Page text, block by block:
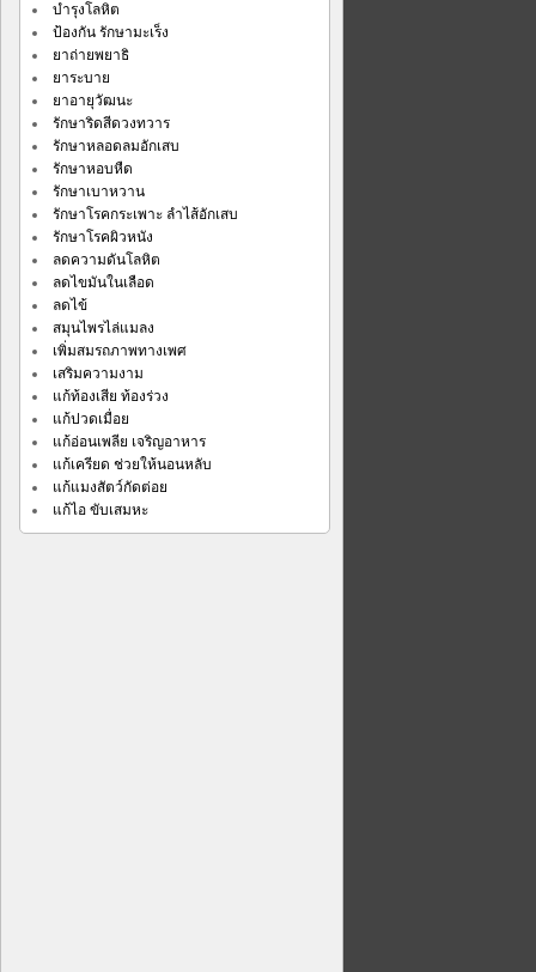
บำรุงโลหิต
ป้องกัน รักษามะเร็ง
ยาถ่ายพยาธิ
ยาระบาย
ยาอายุวัฒนะ
รักษาริดสีดวงทวาร
รักษาหลอดลมอักเสบ
รักษาหอบหืด
รักษาเบาหวาน
รักษาโรคกระเพาะ ลำไส้อักเสบ
รักษาโรคผิวหนัง
ลดความดันโลหิต
ลดไขมันในเลือด
ลดไข้
สมุนไพรไล่แมลง
เพิ่มสมรถภาพทางเพศ
เสริมความงาม
แก้ท้องเสีย ท้องร่วง
แก้ปวดเมื่อย
แก้อ่อนเพลีย เจริญอาหาร
แก้เครียด ช่วยให้นอนหลับ
แก้แมงสัตว์กัดต่อย
แก้ไอ ขับเสมหะ